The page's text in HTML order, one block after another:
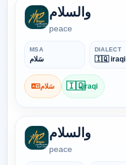
والسلام
peace
MSA
سَلام
DIALECT
🇮🇶 iraqi
سَلام 🇮🇶iraqi
والسلام
peace